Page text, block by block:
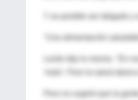
Y es posible ser delgado y
"Una alimentación
Leslie dijo lo mismo. "En
'malo'. Pero la salud
Pero no sugirió que la